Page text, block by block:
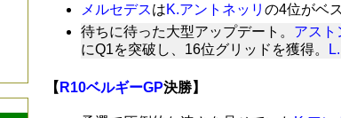
メルセデスはK.アントネッリの4位がベ
待ちに待った大型アップデート。 アスト
にQ1を突破し、16位グリッドを獲得。
【 R10ベルギーGP決勝】